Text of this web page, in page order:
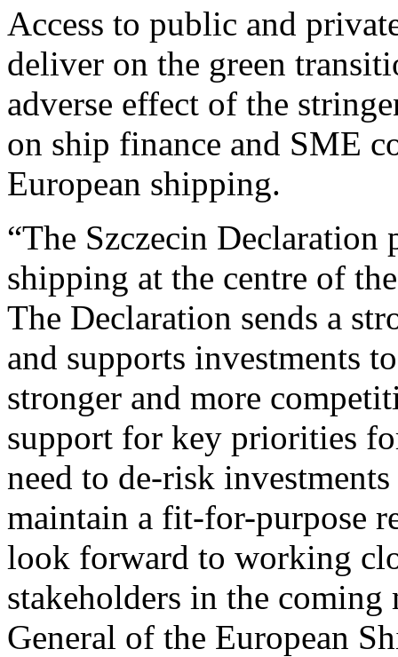
Access to public and
deliver on the green
adverse effect of the
on ship finance and SME
European shipping.
“The Szczecin Declaration
shipping at the centre of
The Declaration sends a
and supports investments
stronger and more
support for key priorities
need to de-risk
maintain a fit-for-purpose
look forward to working
stakeholders in the coming
General of the European